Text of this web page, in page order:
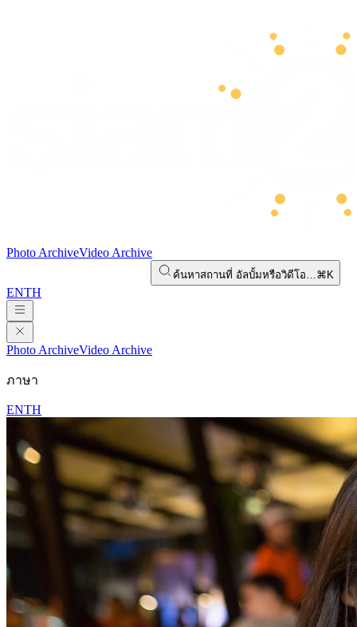
Photo ArchiveVideo Archive
ค้นหาสถานที่ อัลบั้มหรือวิดีโอ…⌘K
ENTH
Photo ArchiveVideo Archive
ภาษา
ENTH